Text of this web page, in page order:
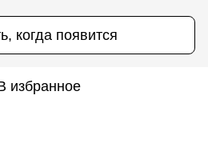
когда появится
избранное